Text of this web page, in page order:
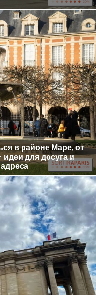
в районе Маре, от
для досуга и